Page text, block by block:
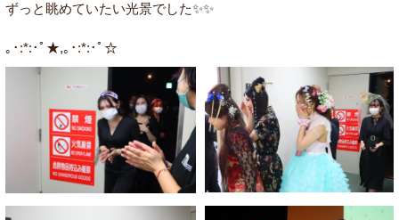
ずっと眺めていたい光景でした✨✨
｡･:*:･ﾟ★,｡･:*:･ﾟ☆